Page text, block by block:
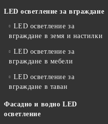
LED осветление за вграждане
LED осветление за
вграждане в земя и настилки
LED осветление за
вграждане в мебели
LED осветление за
вграждане в таван
Фасадно и водно LED
осветление